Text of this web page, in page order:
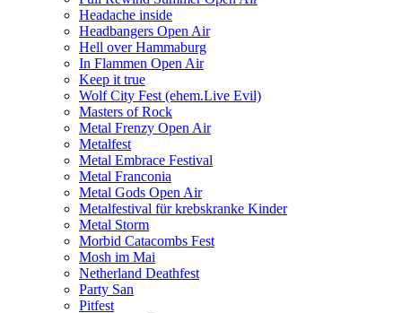
Headache inside
Headbangers Open Air
Hell over Hammaburg
In Flammen Open Air
Keep it true
Wolf City Fest (ehem.Live Evil)
Masters of Rock
Metal Frenzy Open Air
Metalfest
Metal Embrace Festival
Metal Franconia
Metal Gods Open Air
Metalfestival für krebskranke Kinder
Metal Storm
Morbid Catacombs Fest
Mosh im Mai
Netherland Deathfest
Party San
Pitfest